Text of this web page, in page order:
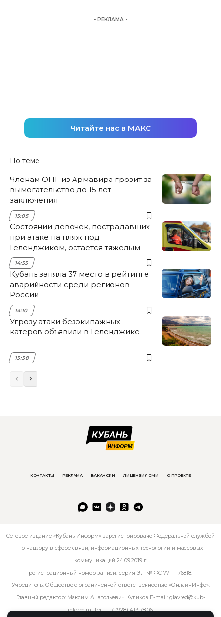
- РЕКЛАМА -
Читайте нас в МАКС
По теме
Членам ОПГ из Армавира грозит за
вымогательство до 15 лет
заключения
15:05
Состоянии девочек, пострадавших
при атаке на пляж под
Геленджиком, остаётся тяжёлым
14:55
Кубань заняла 37 место в рейтинге
аварийности среди регионов
России
14:10
Угрозу атаки безэкипажных
катеров объявили в Геленджике
13:38
КОНТАКТЫ РЕКЛАМА ВАКАНСИИ ЛИЦЕНЗИЯ СМИ О ПРОЕКТЕ
Сетевое издание «Кубань Информ» зарегистрировано Федеральной службой
по надзору в сфере связи, информационных технологий и массовых
коммуникаций 24.09.2019 г.
регистрационный номер записи: серия ЭЛ № ФС 77 — 76818.
Учредитель: Общество с ограниченной ответственностью «ОнлайнИнфо».
Главный редактор: Максим Анатольевич Куликов E-mail: glavred@kub-
inform.ru. Тел.:+ 7 (928) 413 78 06.